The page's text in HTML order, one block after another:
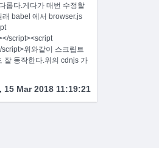
롭다.게다가 매번 수정할
래 babel 에서 browser.js
script><script
위와같이 스크립트
잘 동작한다.위의 cdnjs 가
15 Mar 2018 11:19:21